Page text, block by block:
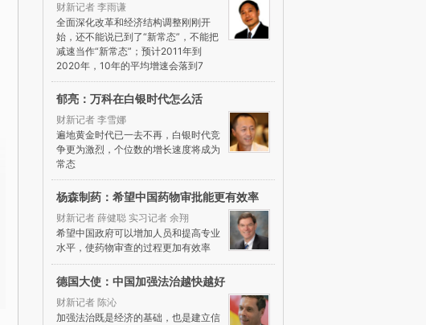
财新记者 李雨谦
全面深化改革和经济结构调整刚刚开
始，还不能说已到了“新常态”，不能把
减速当作“新常态”；预计2011年到
2020年，10年的平均增速会落到7
郁亮：万科在白银时代怎么活
财新记者 李雪娜
遍地黄金时代已一去不再，白银时代竞
争更为激烈，个位数的增长速度将成为
常态
杨森制药：希望中国药物审批能更有效率
财新记者 薛健聪 实习记者 余翔
希望中国政府可以增加人员和提高专业
水平，使药物审查的过程更加有效率
德国大使：中国加强法治越快越好
财新记者 陈沁
加强法治既是经济的基础，也是建立信